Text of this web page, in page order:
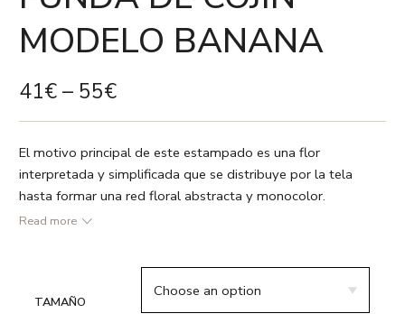
MODELO BANANA
41€– 55€
El motivo principal de este estampado es una flor
interpretada y simplificada que se distribuye por la tela
hasta formar una red floral abstracta y monocolor.
● 55% lino 45% algodón
● Vivo en color blanco
Read more
TAMAÑO